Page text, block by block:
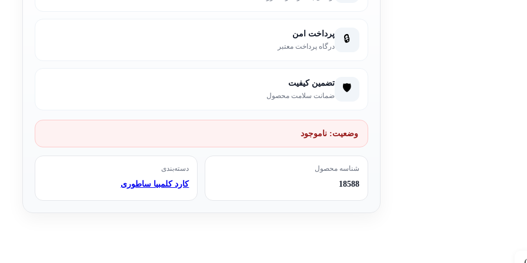
🔒 پرداخت امن
درگاه پرداخت معتبر
🛡️ تضمین کیفیت
ضمانت سلامت محصول
وضعیت: ناموجود
شناسه محصول
18588
دسته‌بندی
کارد کلمبیا ساطوری